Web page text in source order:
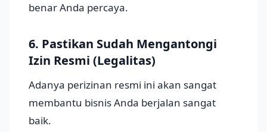
benar Anda percaya.
6. Pastikan Sudah Mengantongi
Izin Resmi (Legalitas)
Adanya perizinan resmi ini akan sangat
membantu bisnis Anda berjalan sangat
baik.